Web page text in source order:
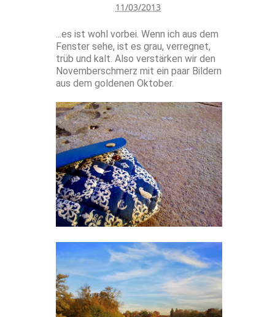
11/03/2013
...es ist wohl vorbei. Wenn ich aus dem
Fenster sehe, ist es grau, verregnet,
trüb und kalt. Also verstärken wir den
Novemberschmerz mit ein paar Bildern
aus dem goldenen Oktober.